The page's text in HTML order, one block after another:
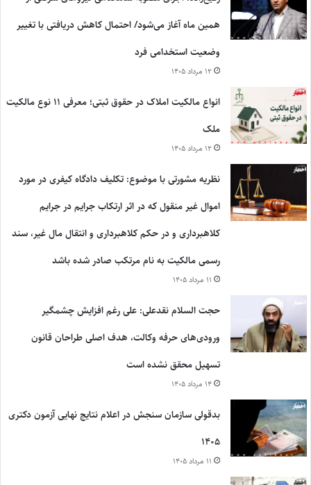
همین ماه آغاز می‌شود/ احتمال کاهش دریافتی با تغییر
وضعیت استخدامی فرد
۱۲ مرداد ۱۴۰۵
انواع مالکیت املاک در حقوق ثبتی؛ معرفی ۱۱ نوع مالکیت
ملک
۱۲ مرداد ۱۴۰۵
نظریه مشورتی با موضوع: تکلیف دادگاه کیفری در مورد
اموال غیر منقول که در اثر ارتکاب جرایم در جرایم
کلاهبرداری و در حکم کلاهبرداری و انتقال مال غیر، سند
رسمی مالکیت به نام مرتکب صادر شده باشد
۱۱ مرداد ۱۴۰۵
حجت السلام نقدعلی: علی رغم افزایش چشمگیر
ورودی‌های حرفه وکالت، هدف اصلی طراحان قانون
تسهیل محقق نشده است
۱۴ مرداد ۱۴۰۵
بدقولی سازمان سنجش در اعلام نتایج نهایی آزمون دکتری
۱۴۰۵
۱۱ مرداد ۱۴۰۵